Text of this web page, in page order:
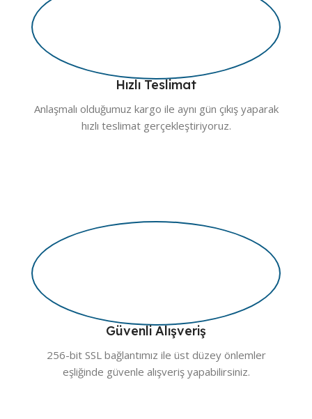
Hızlı Teslimat
Anlaşmalı olduğumuz kargo ile aynı gün çıkış yaparak
hızlı teslimat gerçekleştiriyoruz.
Güvenli Alışveriş
256-bit SSL bağlantımız ile üst düzey önlemler
eşliğinde güvenle alışveriş yapabilirsiniz.